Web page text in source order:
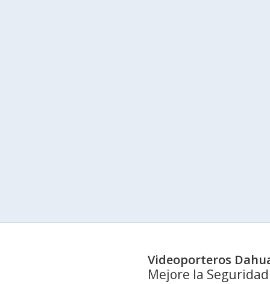
Videoporteros
Mejore la